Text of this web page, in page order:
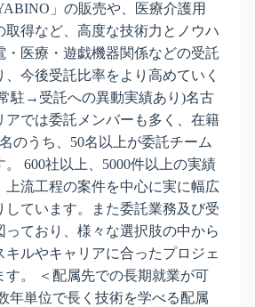
」の販売や、医療介護用
取得など、高度な技術力とノウハ
・医療・遊戯機器関係などの受託
、今後受託比率をより高めていく
駐→受託への異動実績あり)名古
アでは委託メンバーも多く、在籍
のうち、50名以上が委託チーム
600社以上、5000件以上の実績
上流工程の案件を中心に実に幅広
しています。また委託業務及び受
っており、様々な選択肢の中から
キルやキャリアに合ったプロジェ
す。 ＜配属先での長期就業が可
年単位で長く技術を学べる配属